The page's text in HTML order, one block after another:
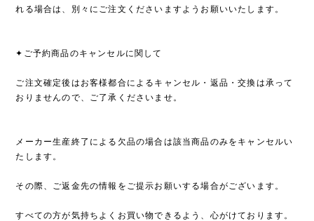
れる場合は、別々にご注文くださいますようお願いいたします。
✦ご予約商品のキャンセルに関して
ご注文確定後はお客様都合によるキャンセル・返品・交換は承って
おりませんので、ご了承くださいませ。
メーカー生産終了による欠品の場合は該当商品のみをキャンセルい
たします。
その際、ご返金先の情報をご提示お願いする場合がございます。
すべての方が気持ちよくお買い物できるよう、心がけております。